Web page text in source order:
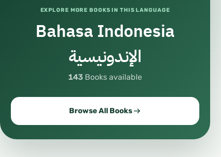
EXPLORE MORE BOOKS IN THIS LANGUAGE
Bahasa Indonesia
الإندونيسية
143 Books available
Browse All Books